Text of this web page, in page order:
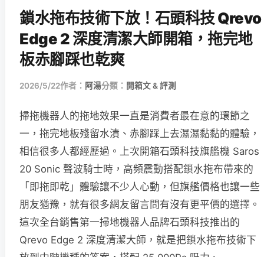
鎖水拖布技術下放！石頭科技 Qrevo
Edge 2 深度清潔大師開箱，拖完地
板赤腳踩也乾爽
2026/5/22作者： 阿湯分類： 開箱文 & 評測
掃拖機器人的拖地效果一直是消費者最在意的環節之
一，拖完地板殘留水漬、赤腳踩上去濕濕黏黏的體驗，
相信很多人都經歷過。上次開箱石頭科技旗艦機 Saros
20 Sonic 聲波騎士時，高頻震動搭配鎖水拖布帶來的
「即拖即乾」體驗讓不少人心動，但旗艦價格也讓一些
朋友猶豫，就有很多網友留言問有沒有更平價的選擇。
這次全台銷售第一掃地機器人品牌石頭科技推出的
Qrevo Edge 2 深度清潔大師，就是把鎖水拖布技術下